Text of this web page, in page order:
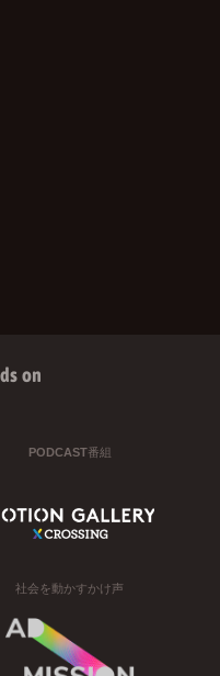
on
PODCAST番組
社会を動かすかけ声